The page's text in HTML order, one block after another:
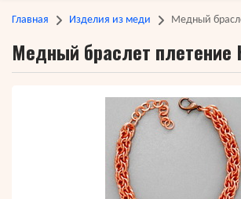
Главная Изделия из меди Медный
Медный браслет плетение